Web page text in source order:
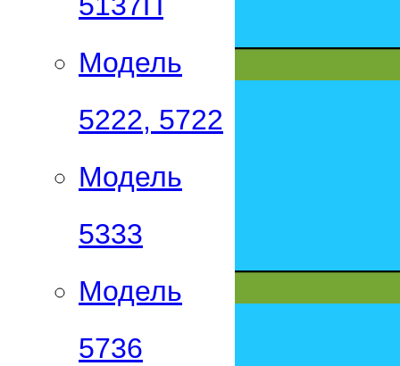
Модель
5222, 5722
Модель
5333
Модель
5736